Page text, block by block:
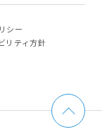
シー
リティ方針